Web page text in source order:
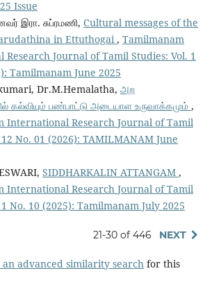
Issue
இரா. சுப்ரமணி, Cultural messages of the
in Ettuthogai , Tamilmanam
Journal of Tamil Studies: Vol. 1
Tamilmanam June 2025
Dr.M.Hemalatha, அற
கல்வியும் பண்பாட்டு அடையாள உருவாக்கமும் ,
International Research Journal of Tamil
No. 01 (2026): TAMILMANAM June
SIDDHARKALIN ATTANGAM ,
International Research Journal of Tamil
No. 10 (2025): Tamilmanam July 2025
21-30 of 446 NEXT
advanced similarity search for this